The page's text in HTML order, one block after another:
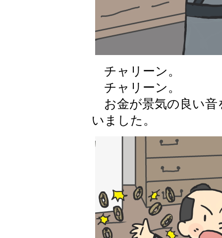
チャリーン。
チャリーン。
お金が景気の良い音
いました。